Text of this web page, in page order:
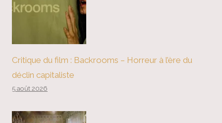
Critique du film : Backrooms – Horreur à l’ère du
déclin capitaliste
5 août 2026